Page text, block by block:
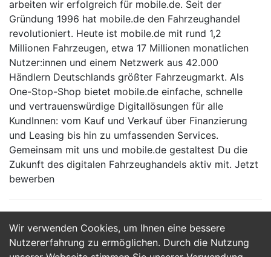
Wir verwenden Cookies, um Ihnen eine bessere
Nutzererfahrung zu ermöglichen. Durch die Nutzung
arbeiten wir erfolgreich für mobile.de. Seit der
Gründung 1996 hat mobile.de den Fahrzeughandel
revolutioniert. Heute ist mobile.de mit rund 1,2
Millionen Fahrzeugen, etwa 17 Millionen monatlichen
Nutzer:innen und einem Netzwerk aus 42.000
Händlern Deutschlands größter Fahrzeugmarkt. Als
One-Stop-Shop bietet mobile.de einfache, schnelle
und vertrauenswürdige Digitallösungen für alle
KundInnen: vom Kauf und Verkauf über Finanzierung
und Leasing bis hin zu umfassenden Services.
Gemeinsam mit uns und mobile.de gestaltest Du die
Zukunft des digitalen Fahrzeughandels aktiv mit. Jetzt
bewerben
Jetzt Bewerben